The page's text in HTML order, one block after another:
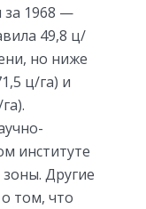
за 1968 —
49,8 ц/
но ниже
ц/га) и
институте
Другие
том, что